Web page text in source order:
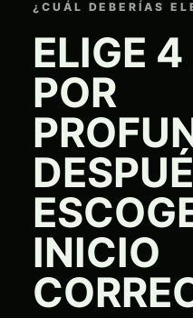
¿CUÁL DEBERÍAS
ELIGE
POR
INICIO